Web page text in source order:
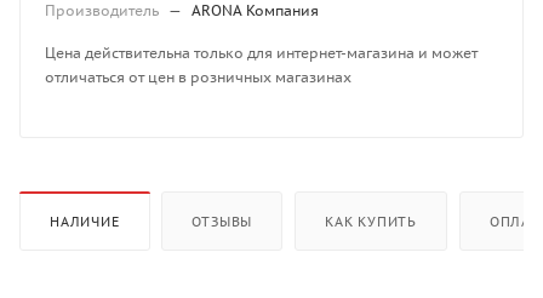
Производитель — ARONA Компания
Цена действительна только для интернет-магазина и может
отличаться от цен в розничных магазинах
НАЛИЧИЕ ОТЗЫВЫ КАК КУПИТЬ